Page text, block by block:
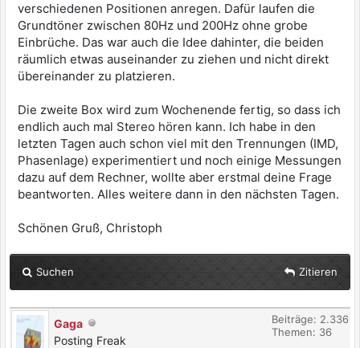
verschiedenen Positionen anregen. Dafür laufen die
Grundtöner zwischen 80Hz und 200Hz ohne grobe
Einbrüche. Das war auch die Idee dahinter, die beiden
räumlich etwas auseinander zu ziehen und nicht direkt
übereinander zu platzieren.
Die zweite Box wird zum Wochenende fertig, so dass ich
endlich auch mal Stereo hören kann. Ich habe in den
letzten Tagen auch schon viel mit den Trennungen (IMD,
Phasenlage) experimentiert und noch einige Messungen
dazu auf dem Rechner, wollte aber erstmal deine Frage
beantworten. Alles weitere dann in den nächsten Tagen.
Schönen Gruß, Christoph
Suchen Zitieren
Gaga
Posting Freak
Beiträge: 2.336
Themen: 36